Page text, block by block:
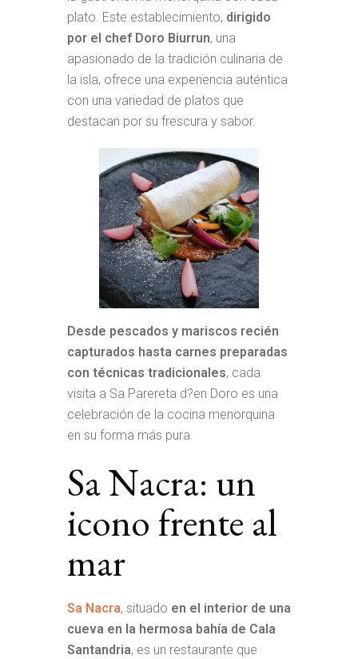
plato. Este establecimiento, dirigido
por el chef Doro Biurrun, una
apasionado de la tradición culinaria de
la isla, ofrece una experiencia auténtica
con una variedad de platos que
destacan por su frescura y sabor.
Desde pescados y mariscos recién
capturados hasta carnes preparadas
con técnicas tradicionales, cada
visita a Sa Parereta d?en Doro es una
celebración de la cocina menorquina
en su forma más pura.
Sa Nacra: un
icono frente al
mar
Sa Nacra, situado en el interior de una
cueva en la hermosa bahía de Cala
Santandria, es un restaurante que